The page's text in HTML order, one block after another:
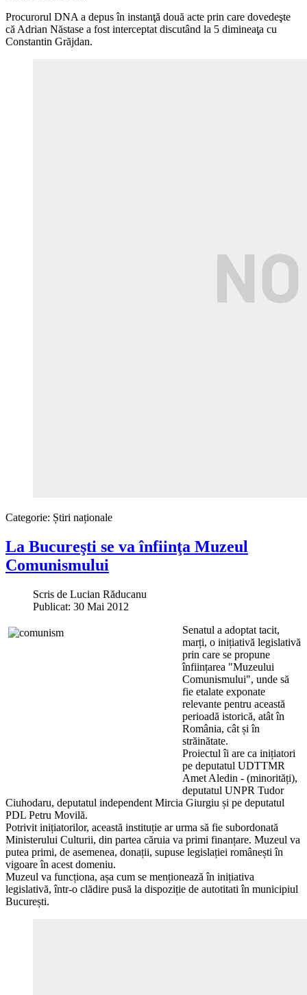
Procurorul DNA a depus în instanţă două acte prin care dovedeşte
că Adrian Năstase a fost interceptat discutând la 5 dimineaţa cu
Constantin Grăjdan.
Categorie: Știri naționale
La Bucureşti se va înfiinţa Muzeul
Comunismului
Scris de Lucian Răducanu
Publicat: 30 Mai 2012
Senatul a adoptat tacit,
marți, o inițiativă legislativă
prin care se propune
înființarea "Muzeului
Comunismului", unde să
fie etalate exponate
relevante pentru această
perioadă istorică, atât în
România, cât și în
străinătate.
Proiectul îi are ca inițiatori
pe deputatul UDTTMR
Amet Aledin - (minorități),
deputatul UNPR Tudor
Ciuhodaru, deputatul independent Mircia Giurgiu și pe deputatul
PDL Petru Movilă.
Potrivit inițiatorilor, această instituție ar urma să fie subordonată
Ministerului Culturii, din partea căruia va primi finanțare. Muzeul va
putea primi, de asemenea, donații, supuse legislației românești în
vigoare în acest domeniu.
Muzeul va funcționa, așa cum se menționează în inițiativa
legislativă, într-o clădire pusă la dispoziție de autotitati în municipiul
București.